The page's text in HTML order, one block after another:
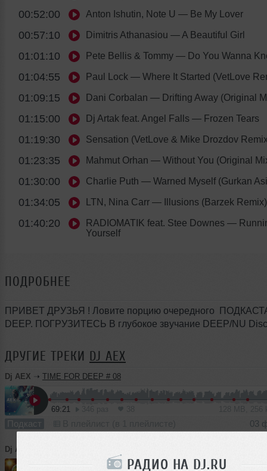
РАДИО НА DJ.RU
00:52:00 Anton Ishutin, Note U — Be My Lover
00:57:10 Dimitris Athanasiou — A Beautiful Girl
01:01:10 Pete Bellis & Tommy — Do You Wanna
01:04:55 Paul Lock — Where It Started (VetLove
01:09:15 Dani Corbalan — Drifting Away (Original
01:15:00 Dj Artak feat. Angel Falls — Frozen Tears
01:19:30 Sensation (VetLove & Mike Drozdov
01:23:35 Mahmut Orhan — Without You (Original
01:30:00 Charlie Puth — Warned Myself (Gurkan
01:34:05 LTN, Nina Carr — Illusions (Barzek Remix)
01:40:20 RADIOMATIK feat. Stee Downes —
Yourself
ПОДРОБНЕЕ
ПРИВЕТ ДРУЗЬЯ ! Ловите порцию очередного
DEEP. ПОГРУЗИТЕСЬ В глубокое звучание DEEP/NU
ДРУГИЕ ТРЕКИ DJ AEX
Dj AEX ➝ TIME FOR DEEP # 08
69:21
Подкаст 03
Dj AEX